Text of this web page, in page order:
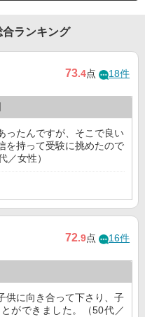
ランキング
73.4点 18件
ったんですが、そこで良い
を持って受験に挑めたので
／女性）
72.9点 16件
供に向き合って下さり、子
ができました。（50代／